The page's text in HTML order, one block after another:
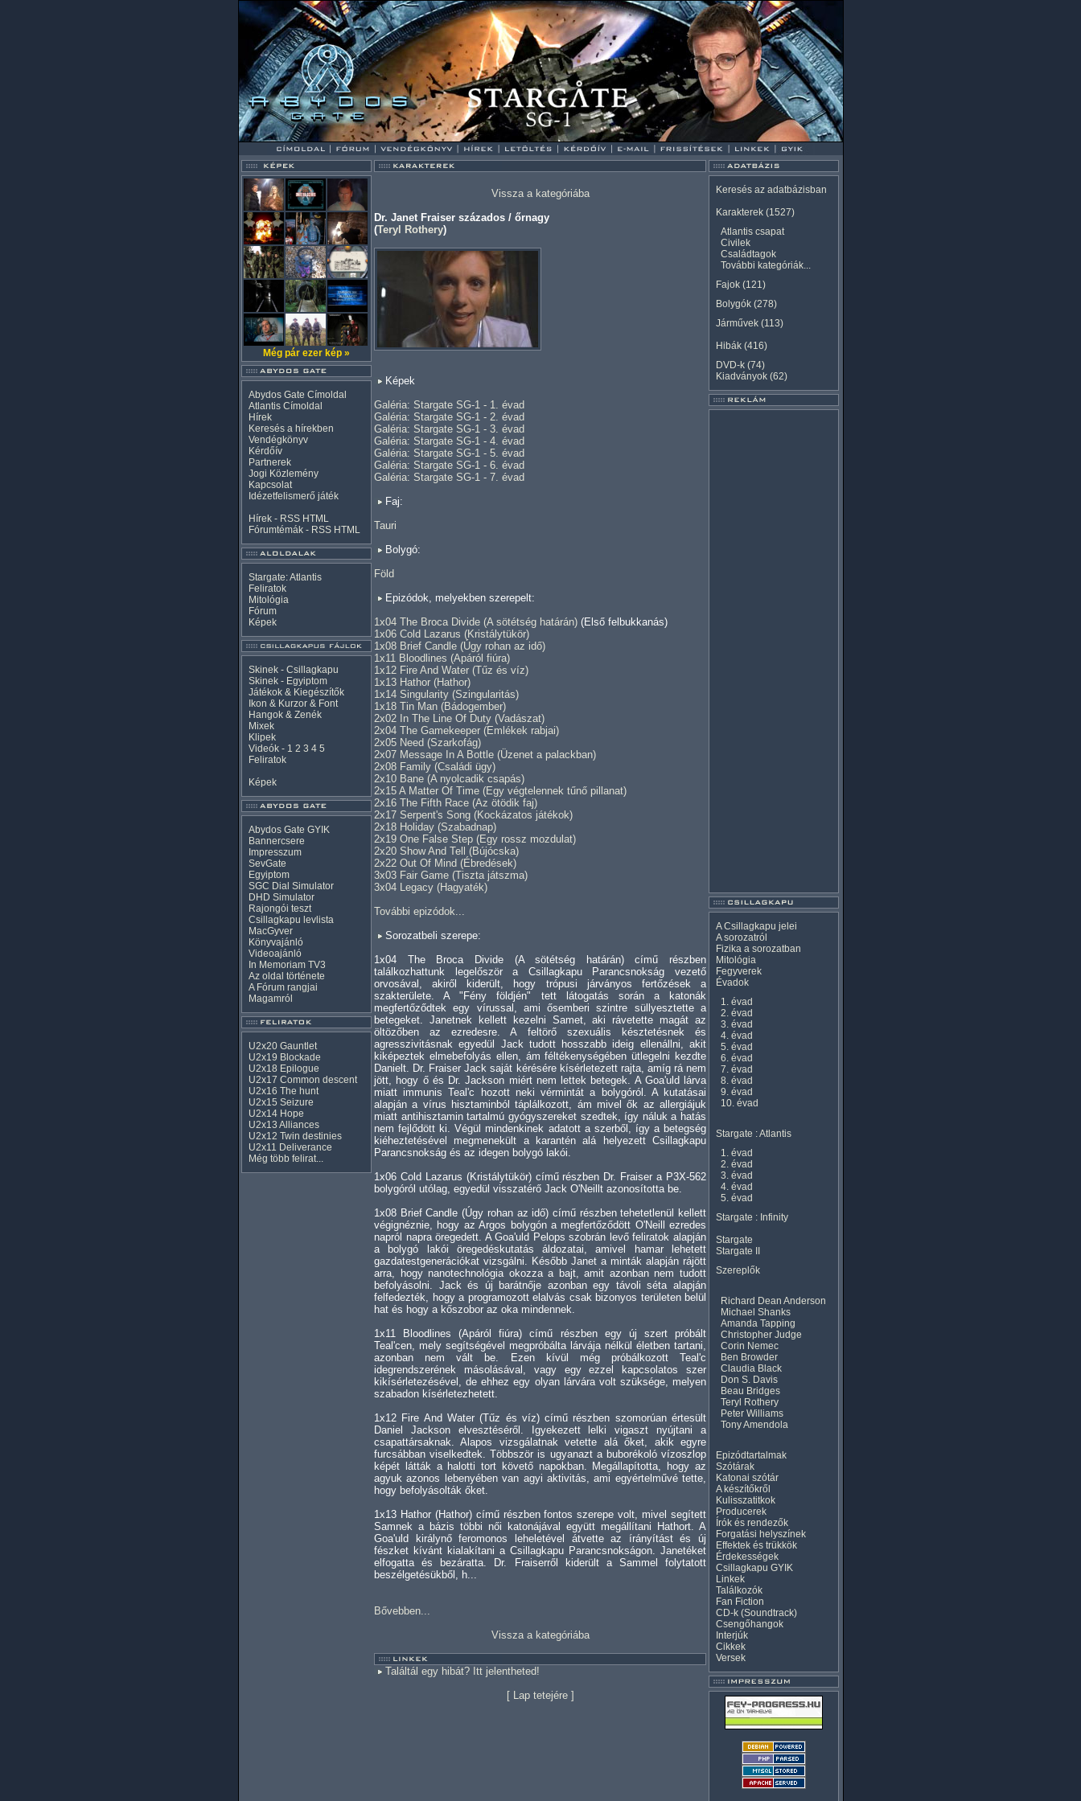
Még pár ezer kép »
Abydos Gate Címoldal
Atlantis Címoldal
Hírek
Keresés a hírekben
Vendégkönyv
Kérdőív
Partnerek
Jogi Közlemény
Kapcsolat
Idézetfelismerő játék
Hírek - RSS HTML
Fórumtémák - RSS HTML
Stargate: Atlantis
Feliratok
Mitológia
Fórum
Képek
Skinek - Csillagkapu
Skinek - Egyiptom
Játékok & Kiegészítők
Ikon & Kurzor & Font
Hangok & Zenék
Mixek
Klipek
Videók - 1 2 3 4 5
Feliratok
Képek
Abydos Gate GYIK
Bannercsere
Impresszum
SevGate
Egyiptom
SGC Dial Simulator
DHD Simulator
Rajongói teszt
Csillagkapu levlista
MacGyver
Könyvajánló
Videoajánló
In Memoriam TV3
Az oldal története
A Fórum rangjai
Magamról
U2x20 Gauntlet
U2x19 Blockade
U2x18 Epilogue
U2x17 Common descent
U2x16 The hunt
U2x15 Seizure
U2x14 Hope
U2x13 Alliances
U2x12 Twin destinies
U2x11 Deliverance
Még több felirat...
Vissza a kategóriába
Dr. Janet Fraiser százados / őrnagy
(Teryl Rothery)
Képek
Galéria: Stargate SG-1 - 1. évad
Galéria: Stargate SG-1 - 2. évad
Galéria: Stargate SG-1 - 3. évad
Galéria: Stargate SG-1 - 4. évad
Galéria: Stargate SG-1 - 5. évad
Galéria: Stargate SG-1 - 6. évad
Galéria: Stargate SG-1 - 7. évad
Faj:
Tauri
Bolygó:
Föld
Epizódok, melyekben szerepelt:
1x04 The Broca Divide (A sötétség határán) (Első felbukkanás)
1x06 Cold Lazarus (Kristálytükör)
1x08 Brief Candle (Úgy rohan az idő)
1x11 Bloodlines (Apáról fiúra)
1x12 Fire And Water (Tűz és víz)
1x13 Hathor (Hathor)
1x14 Singularity (Szingularitás)
1x18 Tin Man (Bádogember)
2x02 In The Line Of Duty (Vadászat)
2x04 The Gamekeeper (Emlékek rabjai)
2x05 Need (Szarkofág)
2x07 Message In A Bottle (Üzenet a palackban)
2x08 Family (Családi ügy)
2x10 Bane (A nyolcadik csapás)
2x15 A Matter Of Time (Egy végtelennek tűnő pillanat)
2x16 The Fifth Race (Az ötödik faj)
2x17 Serpent's Song (Kockázatos játékok)
2x18 Holiday (Szabadnap)
2x19 One False Step (Egy rossz mozdulat)
2x20 Show And Tell (Bújócska)
2x22 Out Of Mind (Ébredések)
3x03 Fair Game (Tiszta játszma)
3x04 Legacy (Hagyaték)
További epizódok...
Sorozatbeli szerepe:
1x04 The Broca Divide (A sötétség határán) című részben
találkozhattunk legelőször a Csillagkapu Parancsnokság vezető
orvosával, akiről kiderült, hogy trópusi járványos fertőzések a
szakterülete. A "Fény földjén" tett látogatás során a katonák
megfertőződtek egy vírussal, ami ősemberi szintre süllyesztette a
betegeket. Janetnek kellett kezelni Samet, aki rávetette magát az
öltözőben az ezredesre. A feltörő szexuális késztetésnek és
agresszivitásnak egyedül Jack tudott hosszabb ideig ellenállni, akit
kiképeztek elmebefolyás ellen, ám féltékenységében ütlegelni kezdte
Danielt. Dr. Fraiser Jack saját kérésére kísérletezett rajta, amíg rá nem
jött, hogy ő és Dr. Jackson miért nem lettek betegek. A Goa'uld lárva
miatt immunis Teal'c hozott neki vérmintát a bolygóról. A kutatásai
alapján a vírus hisztaminból táplálkozott, ám mivel ők az allergiájuk
miatt antihisztamin tartalmú gyógyszereket szedtek, így náluk a hatás
nem fejlődött ki. Végül mindenkinek adatott a szerből, így a betegség
kiéheztetésével megmenekült a karantén alá helyezett Csillagkapu
Parancsnokság és az idegen bolygó lakói.
1x06 Cold Lazarus (Kristálytükör) című részben Dr. Fraiser a P3X-562
bolygóról utólag, egyedül visszatérő Jack O'Neillt azonosította be.
1x08 Brief Candle (Úgy rohan az idő) című részben tehetetlenül kellett
végignéznie, hogy az Argos bolygón a megfertőződött O'Neill ezredes
napról napra öregedett. A Goa'uld Pelops szobrán levő feliratok alapján
a bolygó lakói öregedéskutatás áldozatai, amivel hamar lehetett
gazdatestgenerációkat vizsgálni. Később Janet a minták alapján rájött
arra, hogy nanotechnológia okozza a bajt, amit azonban nem tudott
befolyásolni. Jack és új barátnője azonban egy távoli séta alapján
felfedezték, hogy a programozott elalvás csak bizonyos területen belül
hat és hogy a kőszobor az oka mindennek.
1x11 Bloodlines (Apáról fiúra) című részben egy új szert próbált
Teal'cen, mely segítségével megpróbálta lárvája nélkül életben tartani,
azonban nem vált be. Ezen kívül még próbálkozott Teal'c
idegrendszerének másolásával, vagy egy ezzel kapcsolatos szer
kikísérletezésével, de ehhez egy olyan lárvára volt szüksége, melyen
szabadon kísérletezhetett.
1x12 Fire And Water (Tűz és víz) című részben szomorúan értesült
Daniel Jackson elvesztéséről. Igyekezett lelki vigaszt nyújtani a
csapattársaknak. Alapos vizsgálatnak vetette alá őket, akik egyre
furcsábban viselkedtek. Többször is ugyanazt a buborékoló vízoszlop
képét látták a halotti tort követő napokban. Megállapította, hogy az
agyuk azonos lebenyében van agyi aktivitás, ami egyértelművé tette,
hogy befolyásolták őket.
1x13 Hathor (Hathor) című részben fontos szerepe volt, mivel segített
Samnek a bázis többi női katonájával együtt megállítani Hathort. A
Goa'uld királynő feromonos leheletével átvette az írányítást és új
fészket kívánt kialakítani a Csillagkapu Parancsnokságon. Janetéket
elfogatta és bezáratta. Dr. Fraiserről kiderült a Sammel folytatott
beszélgetésükből, h...
Bővebben...
Vissza a kategóriába
Találtál egy hibát? Itt jelentheted!
[ Lap tetejére]
Keresés az adatbázisban
Karakterek (1527)
Atlantis csapat
Civilek
Családtagok
További kategóriák...
Fajok (121)
Bolygók (278)
Járművek (113)
Hibák (416)
DVD-k (74)
Kiadványok (62)
A Csillagkapu jelei
A sorozatról
Fizika a sorozatban
Mitológia
Fegyverek
Évadok
1. évad
2. évad
3. évad
4. évad
5. évad
6. évad
7. évad
8. évad
9. évad
10. évad
Stargate : Atlantis
1. évad
2. évad
3. évad
4. évad
5. évad
Stargate : Infinity
Stargate
Stargate II
Szereplők
Richard Dean Anderson
Michael Shanks
Amanda Tapping
Christopher Judge
Corin Nemec
Ben Browder
Claudia Black
Don S. Davis
Beau Bridges
Teryl Rothery
Peter Williams
Tony Amendola
Epizódtartalmak
Szótárak
Katonai szótár
A készítőkről
Kulisszatitkok
Producerek
Írók és rendezők
Forgatási helyszínek
Effektek és trükkök
Érdekességek
Csillagkapu GYIK
Linkek
Találkozók
Fan Fiction
CD-k (Soundtrack)
Csengőhangok
Interjúk
Cikkek
Versek